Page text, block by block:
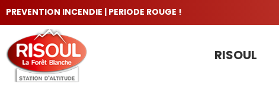
PREVENTION INCENDIE | PERIODE ROUGE !
RISOUL